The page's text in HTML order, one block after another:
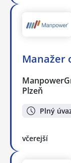
Manažer
Plzeň
Plný
včerejší